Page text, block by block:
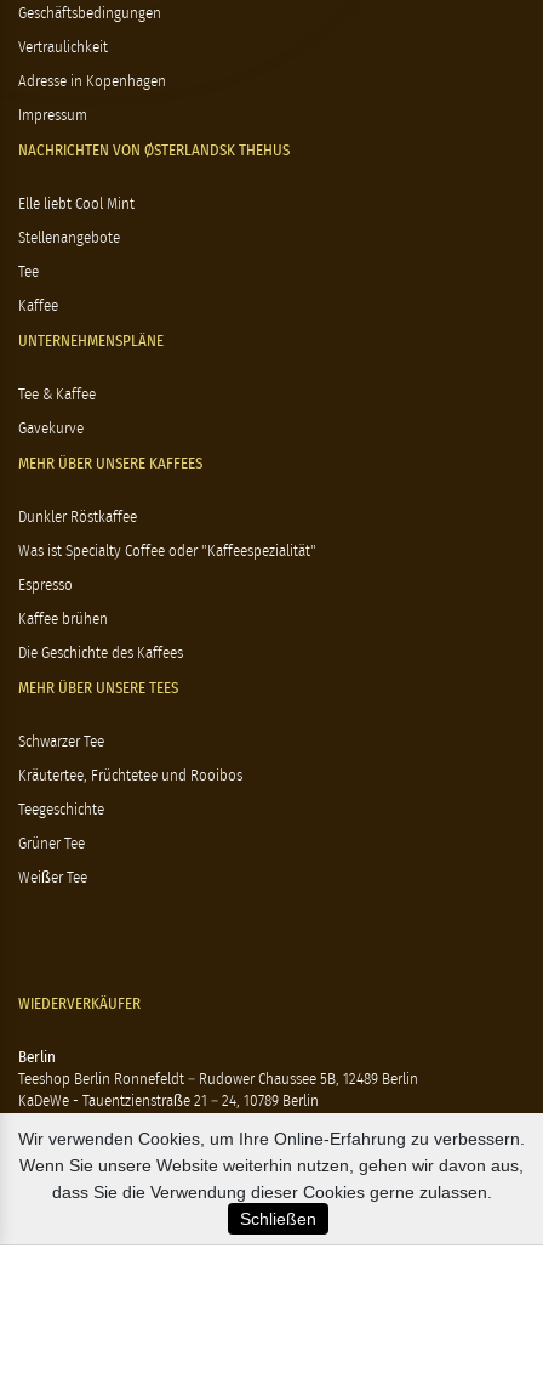
Geschäftsbedingungen
Vertraulichkeit
Adresse in Kopenhagen
Impressum
NACHRICHTEN VON ØSTERLANDSK THEHUS
Elle liebt Cool Mint
Stellenangebote
Tee
Kaffee
UNTERNEHMENSPLÄNE
Tee & Kaffee
Gavekurve
MEHR ÜBER UNSERE KAFFEES
Dunkler Röstkaffee
Was ist Specialty Coffee oder "Kaffeespezialität"
Espresso
Kaffee brühen
Die Geschichte des Kaffees
MEHR ÜBER UNSERE TEES
Schwarzer Tee
Kräutertee, Früchtetee und Rooibos
Teegeschichte
Grüner Tee
Weißer Tee
WIEDERVERKÄUFER
Berlin
Teeshop Berlin Ronnefeldt – Rudower Chaussee 5B, 12489 Berlin
KaDeWe - Tauentzienstraße 21 – 24, 10789 Berlin
Ting - Rykestraße 41, 10405 Berlin
Flensburg
Marzipan Im Hof – Rote Str. 18-20, 24937 Flensburg
Wir verwenden Cookies, um Ihre Online-Erfahrung zu verbessern.
Wenn Sie unsere Website weiterhin nutzen, gehen wir davon aus,
dass Sie die Verwendung dieser Cookies gerne zulassen.
Schließen